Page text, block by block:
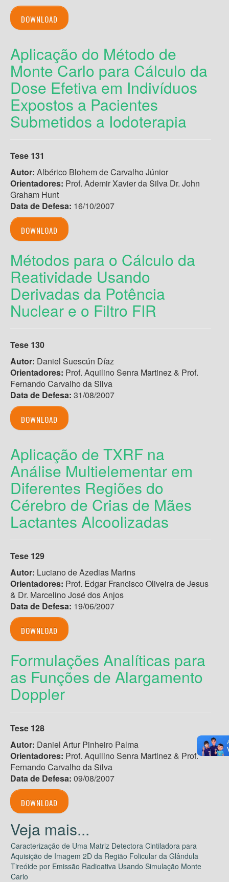
DOWNLOAD
Aplicação do Método de
Monte Carlo para Cálculo da
Dose Efetiva em Indivíduos
Expostos a Pacientes
Submetidos a Iodoterapia
Tese 131
Autor: Albérico Blohem de Carvalho Júnior
Orientadores: Prof. Ademir Xavier da Silva Dr. John
Graham Hunt
Data de Defesa: 16/10/2007
DOWNLOAD
Métodos para o Cálculo da
Reatividade Usando
Derivadas da Potência
Nuclear e o Filtro FIR
Tese 130
Autor: Daniel Suescún Díaz
Orientadores: Prof. Aquilino Senra Martinez & Prof.
Fernando Carvalho da Silva
Data de Defesa: 31/08/2007
DOWNLOAD
Aplicação de TXRF na
Análise Multielementar em
Diferentes Regiões do
Cérebro de Crias de Mães
Lactantes Alcoolizadas
Tese 129
Autor: Luciano de Azedias Marins
Orientadores: Prof. Edgar Francisco Oliveira de Jesus
& Dr. Marcelino José dos Anjos
Data de Defesa: 19/06/2007
DOWNLOAD
Formulações Analíticas para
as Funções de Alargamento
Doppler
Tese 128
Autor: Daniel Artur Pinheiro Palma
Orientadores: Prof. Aquilino Senra Martinez & Prof.
Fernando Carvalho da Silva
Data de Defesa: 09/08/2007
DOWNLOAD
Caracterização de Uma Matriz Detectora Cintiladora para
Aquisição de Imagem 2D da Região Folicular da Glândula
Tireóide por Emissão Radioativa Usando Simulação Monte
Carlo